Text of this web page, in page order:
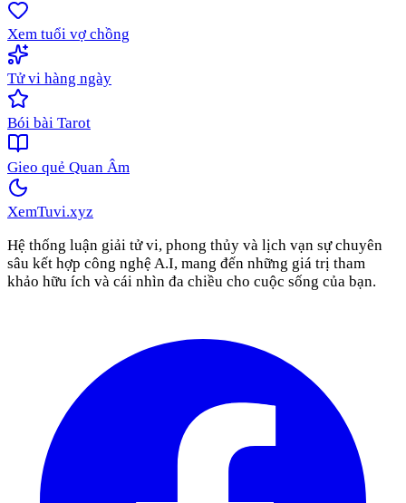
Xem tuổi vợ chồng
Tử vi hàng ngày
Bói bài Tarot
Gieo quẻ Quan Âm
XemTuvi.xyz
Hệ thống luận giải tử vi, phong thủy và lịch vạn sự chuyên
sâu kết hợp công nghệ A.I, mang đến những giá trị tham
khảo hữu ích và cái nhìn đa chiều cho cuộc sống của bạn.